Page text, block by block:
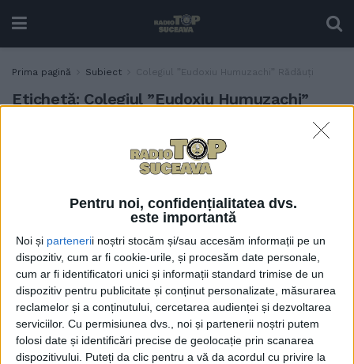
Pentru noi, confidențialitatea dvs.
este importantă
Noi și partenerii noștri stocăm și/sau accesăm informații pe un
dispozitiv, cum ar fi cookie-urile, și procesăm date personale,
cum ar fi identificatori unici și informații standard trimise de un
dispozitiv pentru publicitate și conținut personalizate, măsurarea
reclamelor și a conținutului, cercetarea audienței și dezvoltarea
serviciilor. Cu permisiunea dvs., noi și partenerii noștri putem
folosi date și identificări precise de geolocație prin scanarea
dispozitivului. Puteți da clic pentru a vă da acordul cu privire la
Prima pagină Subiect Colegiul ”Eudoxiu Humuzachi” Rădăuți
Etichetă: Colegiul ”Eudoxiu Humuzachi”
Colegiul Național ”Eudoxiu
Hurmuzachi” Rădăuți,
al doilea an consecutiv